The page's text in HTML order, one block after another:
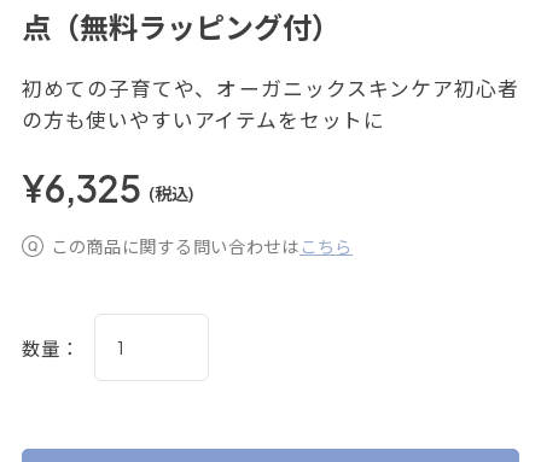
点（無料ラッピング付）
初めての子育てや、オーガニックスキンケア初心者
の方も使いやすいアイテムをセットに
¥6,325 (税込)
この商品に関する問い合わせは こちら
数量：